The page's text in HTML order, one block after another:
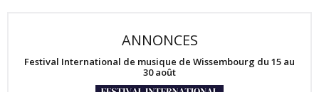
ANNONCES
Festival International de musique de Wissembourg du 15 au
30 août